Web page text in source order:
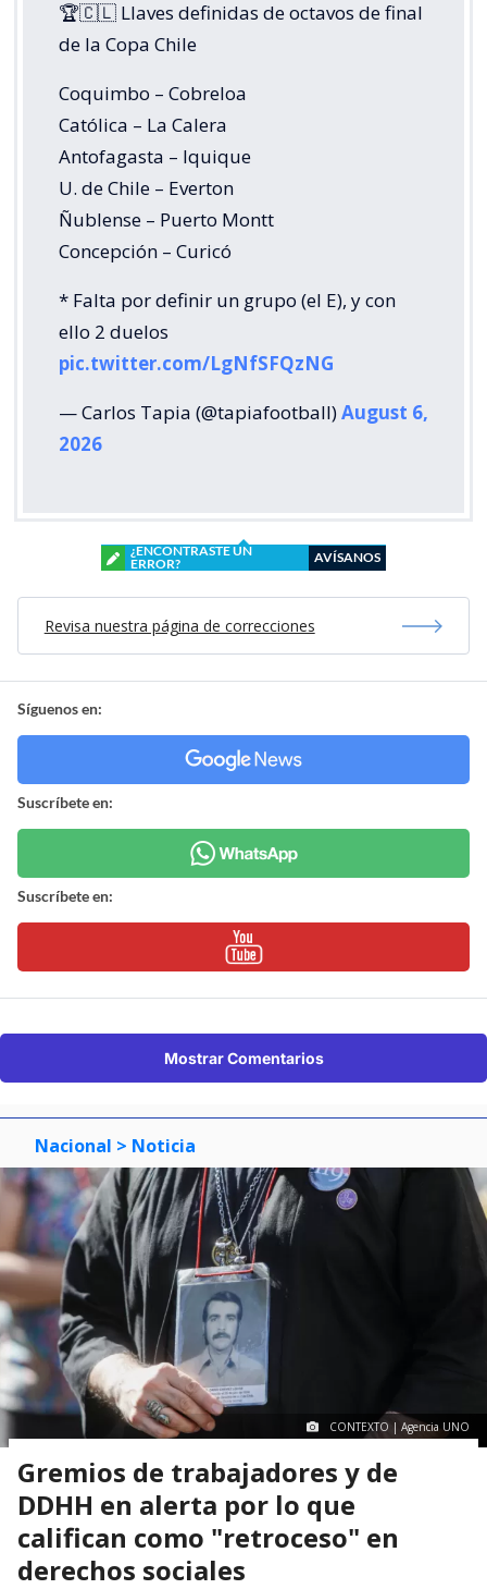
🏆🇨🇱 Llaves definidas de octavos de final
de la Copa Chile
Coquimbo – Cobreloa
Católica – La Calera
Antofagasta – Iquique
U. de Chile – Everton
Ñublense – Puerto Montt
Concepción – Curicó
* Falta por definir un grupo (el E), y con
ello 2 duelos
pic.twitter.com/LgNfSFQzNG
— Carlos Tapia (@tapiafootball)August 6,
2026
¿ENCONTRASTE UN
ERROR?
AVÍSANOS
Revisa nuestra página de correcciones
Síguenos en:
Suscríbete en:
Suscríbete en:
Mostrar Comentarios
Nacional > Noticia
CONTEXTO | Agencia UNO
Gremios de trabajadores y de
DDHH en alerta por lo que
califican como "retroceso" en
derechos sociales